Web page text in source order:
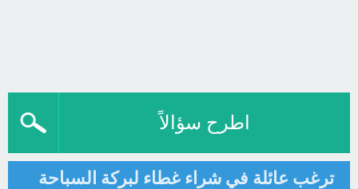
اطرح سؤالاً
ترغب عائلة في شراء غطاء لبركة السباحة